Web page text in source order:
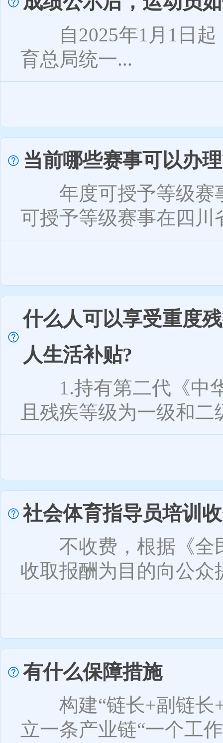
自2025年1月1日起
育总局统一...
当前哪些赛事可以办
年度可授予等级赛
可授予等级赛事在四川
什么人可以享受重度
人生活补贴?
1.持有第二代《中华
且残疾等级为一级和
社会体育指导员培训
不收费，根据《全
收取报酬为目的向公众
有什么保障措施
构建“链长+副链长+
立一条产业链“一个工